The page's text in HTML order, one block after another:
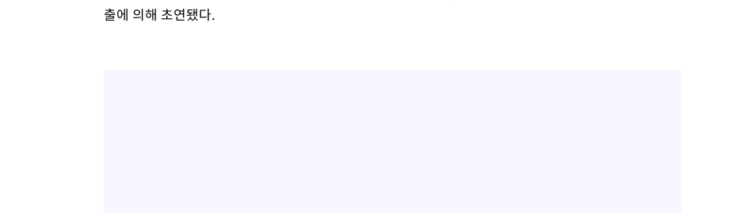
출에 의해 초연됐다.